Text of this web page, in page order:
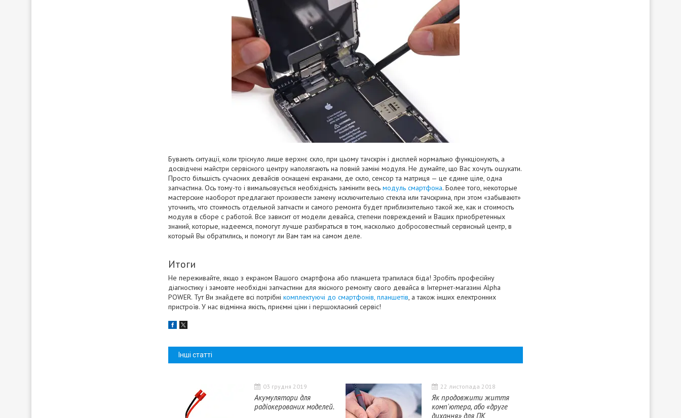
Бувають ситуації, коли тріснуло лише верхнє скло, при цьому тачскрін і дисплей нормально функціонують, а
досвідчені майстри сервісного центру наполягають на повній заміні модуля. Не думайте, що Вас хочуть ошукати.
Просто більшість сучасних девайсів оснащені екранами, де скло, сенсор та матриця — це єдине ціле, одна
запчастина. Ось тому-то і вимальовується необхідність замінити весь модуль смартфона. Более того, некоторые
мастерские наоборот предлагают произвести замену исключительно стекла или тачскрина, при этом «забывают»
уточнить, что стоимость отдельной запчасти и самого ремонта будет приблизительно такой же, как и стоимость
модуля в сборе с работой. Все зависит от модели девайса, степени повреждений и Ваших приобретенных
знаний, которые, надеемся, помогут лучше разбираться в том, насколько добросовестный сервисный центр, в
который Вы обратились, и помогут ли Вам там на самом деле.
Итоги
Не переживайте, якщо з екраном Вашого смартфона або планшета трапилася біда! Зробіть професійну
діагностику і замовте необхідні запчастини для якісного ремонту свого девайса в Інтернет-магазині Alpha
POWER. Тут Ви знайдете всі потрібні комплектуючі до смартфонів, планшетів, а також інших електронних
пристроїв. У нас відмінна якість, приємні ціни і першокласний сервіс!
Інші статті
03 грудня 2019
Акумулятори для
радіокерованих моделей.
22 листопада 2018
Як продовжити життя
комп'ютера, або «друге
дихання» для ПК